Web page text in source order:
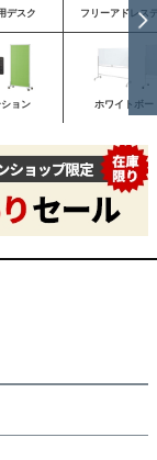
デスク フリーアドレス
ョン ホワイトボー